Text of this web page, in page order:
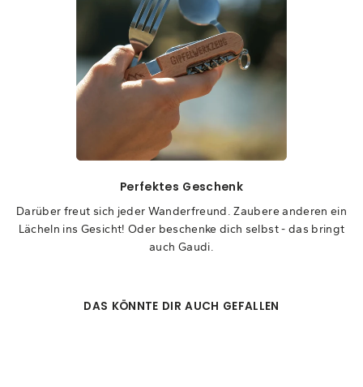
Perfektes Geschenk
Darüber freut sich jeder Wanderfreund. Zaubere anderen ein
Lächeln ins Gesicht! Oder beschenke dich selbst - das bringt
auch Gaudi.
DAS KÖNNTE DIR AUCH GEFALLEN